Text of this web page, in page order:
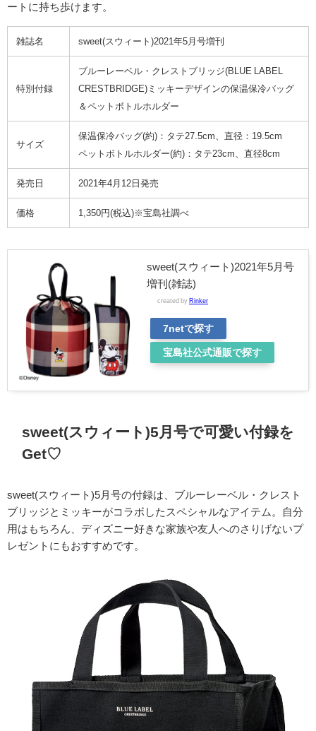
ートに持ち歩けます。
雑誌名 sweet(スウィート)2021年5月号増刊
特別付録
ブルーレーベル・クレストブリッジ(BLUE LABEL
CRESTBRIDGE)ミッキーデザインの保温保冷バッグ
＆ペットボトルホルダー
サイズ
保温保冷バッグ(約)：タテ27.5cm、直径：19.5cm
ペットボトルホルダー(約)：タテ23cm、直径8cm
発売日 2021年4月12日発売
価格 1,350円(税込)※宝島社調べ
sweet(スウィート)2021年5月号
増刊(雑誌)
created by Rinker
7netで探す
宝島社公式通販で探す
sweet(スウィート)5月号で可愛い付録を
Get♡
sweet(スウィート)5月号の付録は、ブルーレーベル・クレスト
ブリッジとミッキーがコラボしたスペシャルなアイテム。自分
用はもちろん、ディズニー好きな家族や友人へのさりげないプ
レゼントにもおすすめです。